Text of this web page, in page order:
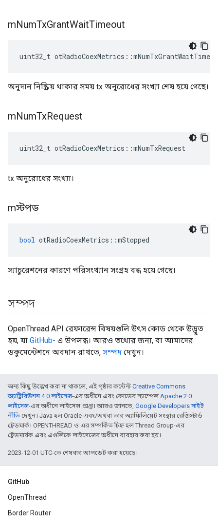
mNumTxGrantWaitTimeout
uint32_t otRadioCoexMetrics ::
অনুদান নিষ্ক্রিয় থাকার সময় tx অনুরোধের সংখ্যা শেষ হয়ে গেছে।
mNumTxRequest
uint32_t otRadioCoexMetrics ::mNumTxRequest
tx অনুরোধের সংখ্যা।
mস্টপড
bool otRadioCoexMetrics ::mStopped
স্যাচুরেশনের কারণে পরিসংখ্যান সংগ্রহ বন্ধ হয়ে গেছে।
সম্পদ
OpenThread API রেফারেন্স বিষয়গুলি উৎস কোড থেকে উদ্ভূত
হয়, যা GitHub- এ উপলব্ধ। আরও তথ্যের জন্য, বা আমাদের
ডকুমেন্টেশনে অবদান রাখতে, সম্পদ দেখুন।
অন্য কিছু উল্লেখ করা না থাকলে, এই পৃষ্ঠার কন্টেন্ট Creative Commons
অ্যাট্রিবিউশন 4.0 লাইসেন্স-এর অধীনে এবং কোডের স্যাম্পেলApache 2.0
লাইসেন্স-এর অধীনে লাইসেন্স প্রাপ্ত। আরও জানতে, Google Developers সাইট
নীতি দেখুন। Java হল Oracle এবং/অথবা তার অ্যাফিলিয়েট সংস্থার রেজিস্টার্ড
ট্রেডমার্ক। OPENTHREAD ও এর সম্পর্কিত চিহ্ন হল Thread Group-এর
ট্রেডমার্রক এবং এগুলিকে লাইসেন্সের অধীনে ব্যবহার করা হয়।
2023-12-01 UTC-তে শেষবার আপডেট করা হয়েছে।
GitHub
OpenThread
Border Router